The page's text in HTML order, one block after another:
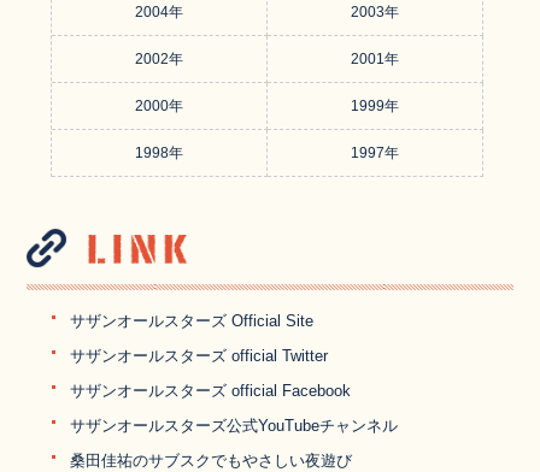
2004年 2003年
2002年 2001年
2000年 1999年
1998年 1997年
サザンオールスターズ Official Site
サザンオールスターズ official Twitter
サザンオールスターズ official Facebook
サザンオールスターズ公式YouTubeチャンネル
桑田佳祐のサブスクでもやさしい夜遊び